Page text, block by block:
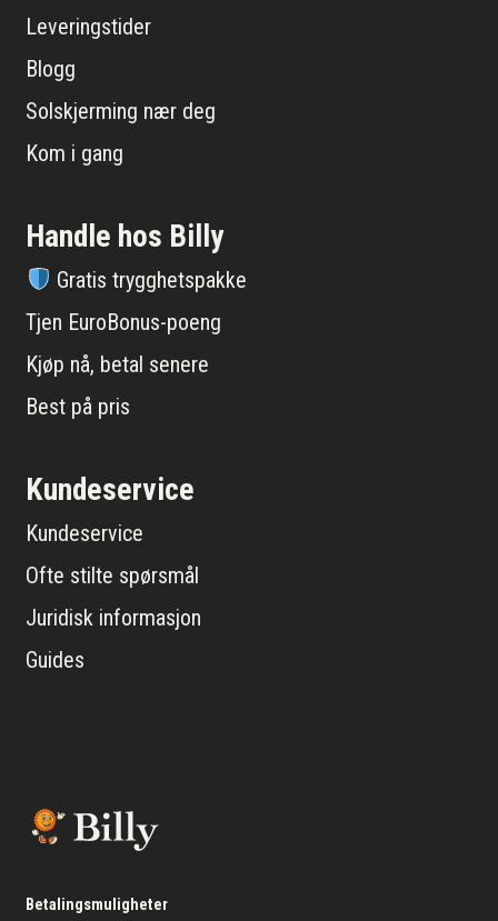
Leveringstider
Blogg
Solskjerming nær deg
Kom i gang
Handle hos Billy
Gratis trygghetspakke
Tjen EuroBonus-poeng
Kjøp nå, betal senere
Best på pris
Kundeservice
Kundeservice
Ofte stilte spørsmål
Juridisk informasjon
Guides
Betalingsmuligheter